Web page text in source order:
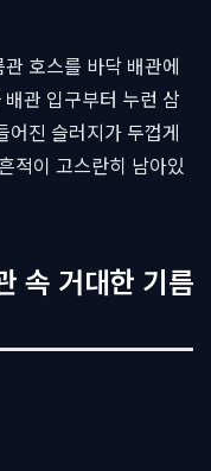
호스를 바닥 배관에
관 입구부터 누런 삼
어진 슬러지가 두껍게
적이 고스란히 남아있
속 거대한 기름